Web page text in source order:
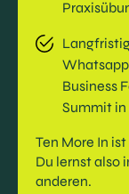
Business
Summit in
Ten More In
Du lernst also
anderen.